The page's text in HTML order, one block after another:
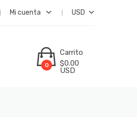
Mi cuenta USD
0
Carrito
$0.00
USD